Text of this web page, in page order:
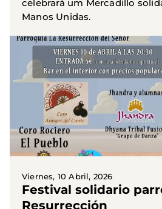
celebrará um Mercadillo
Manos Unidas.
Viernes, 10 Abril, 2026
Festival solidario
Resurrección